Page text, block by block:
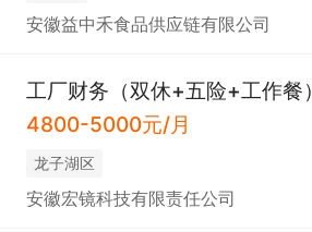
安徽益中禾食品供应链有限公司
工厂财务（双休+五险+工作餐）
4800-5000元/月
龙子湖区
安徽宏镜科技有限责任公司